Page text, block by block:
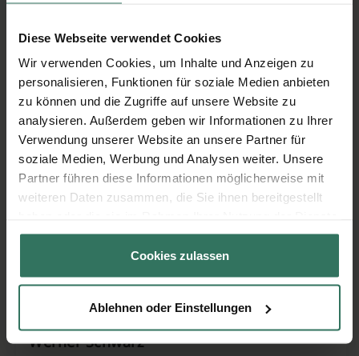
Diese Webseite verwendet Cookies
Wir verwenden Cookies, um Inhalte und Anzeigen zu
personalisieren, Funktionen für soziale Medien anbieten
zu können und die Zugriffe auf unsere Website zu
analysieren. Außerdem geben wir Informationen zu Ihrer
Verwendung unserer Website an unsere Partner für
soziale Medien, Werbung und Analysen weiter. Unsere
Partner führen diese Informationen möglicherweise mit
weiteren Daten zusammen, die Sie ihnen bereitgestellt
gesammelt haben.
Cookies zulassen
Ablehnen oder Einstellungen
Martin Obermayr
Langenargener Str. 1
88069 Tettnang
Ursula Wicker-Krotz
Werner Schwarz